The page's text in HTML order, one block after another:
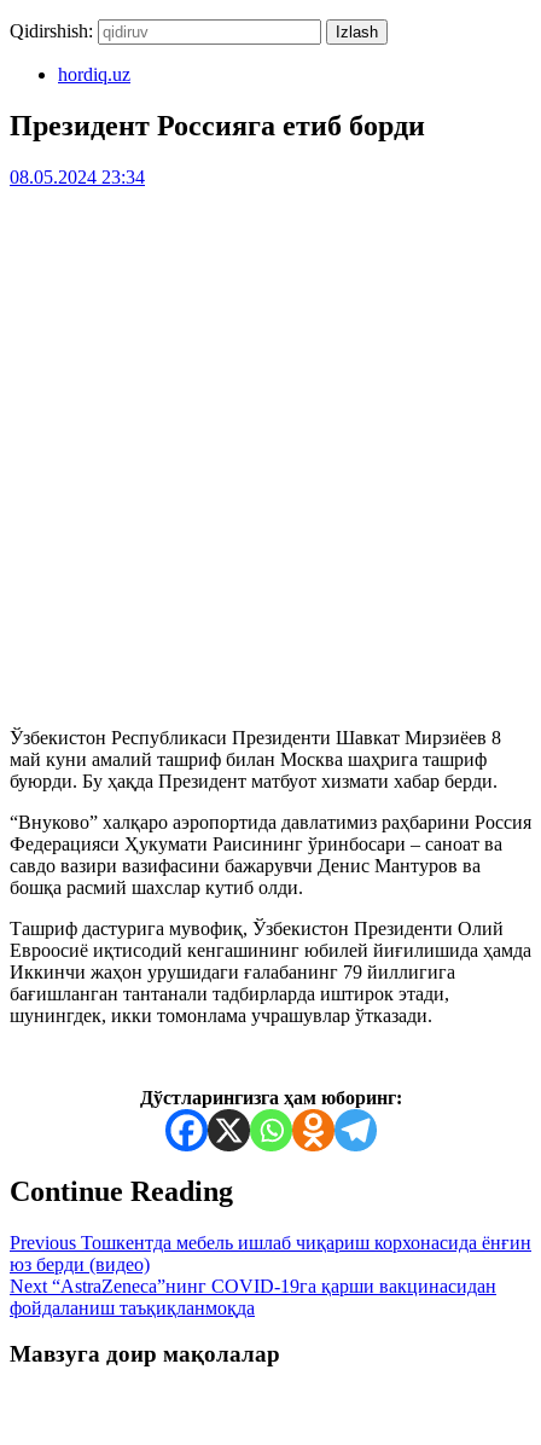
Qidirshish:
hordiq.uz
Президент Россияга етиб борди
08.05.2024 23:34
Ўзбекистон Республикаси Президенти Шавкат Мирзиёев 8
май куни амалий ташриф билан Москва шаҳрига ташриф
буюрди. Бу ҳақда Президент матбуот хизмати хабар берди.
“Внуково” халқаро аэропортида давлатимиз раҳбарини Россия
Федерацияси Ҳукумати Раисининг ўринбосари – саноат ва
савдо вазири вазифасини бажарувчи Денис Мантуров ва
бошқа расмий шахслар кутиб олди.
Ташриф дастурига мувофиқ, Ўзбекистон Президенти Олий
Евроосиё иқтисодий кенгашининг юбилей йиғилишида ҳамда
Иккинчи жаҳон урушидаги ғалабанинг 79 йиллигига
бағишланган тантанали тадбирларда иштирок этади,
шунингдек, икки томонлама учрашувлар ўтказади.
Дўстларингизга ҳам юборинг:
Continue Reading
Previous Тошкентда мебель ишлаб чиқариш корхонасида ёнғин
юз берди (видео)
Next “AstraZeneca”нинг COVID-19га қарши вакцинасидан
фойдаланиш таъқиқланмоқда
Мавзуга доир мақолалар